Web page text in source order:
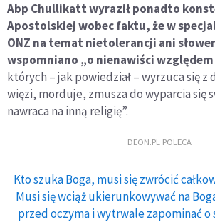
Abp Chullikatt wyraził ponadto
Apostolskiej wobec faktu, że w
ONZ na temat nietolerancji ani
wspomniano „o nienawiści
których – jak powiedział – wyrzuca się
więzi, morduje, zmusza do wyparcia się
nawraca na inną religię”.
DEON.PL POLECA
Kto szuka Boga, musi się zwrócić
Musi się wciąż ukierunkowywać na
przed oczyma i wytrwale zapominać o